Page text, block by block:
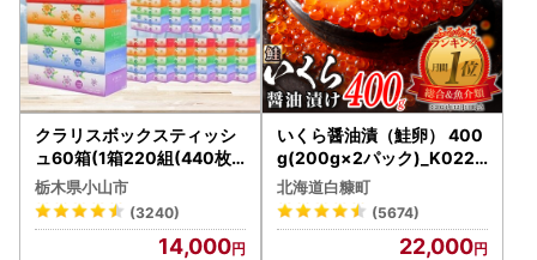
クラリスボックスティッシ
ュ60箱(1箱220組(440枚))
(5個入り×12セット)【配送
不可地域：離島・沖縄県】
【1256759】
栃木県小山市
(3240)
14,000
いくら醤油漬（鮭卵） 400
g(200g×2パック)_K022-
1676
北海道白糠町
(5674)
22,000